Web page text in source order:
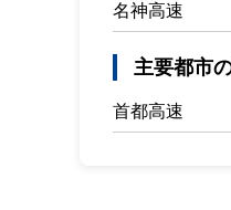
名神高速
主要都市
首都高速